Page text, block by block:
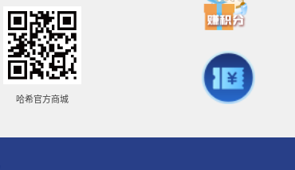
哈希官方商城